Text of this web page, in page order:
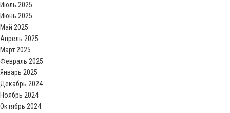
Июль 2025
Июнь 2025
Май 2025
Апрель 2025
Март 2025
Февраль 2025
Январь 2025
Декабрь 2024
Ноябрь 2024
Октябрь 2024